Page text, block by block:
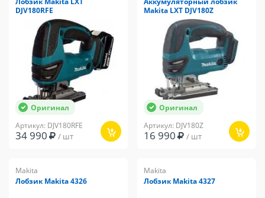
DJV180RFE
Оригинал
Артикул: DJV180RFE
34 990 / шт
Makita LXT DJV180Z
Оригинал
Артикул: DJV180Z
16 990 / шт
Makita
Лобзик Makita 4326
Makita
Лобзик Makita 4327